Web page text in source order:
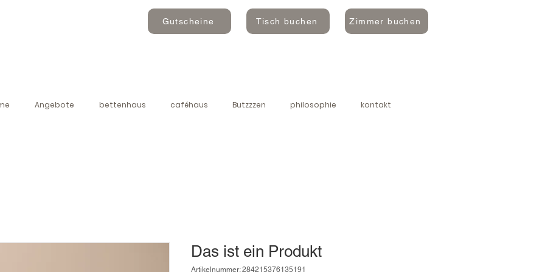
Gutscheine Tisch buchen Zimmer buchen
Angebote bettenhaus caféhaus Butzzzen philosophie kontakt
Das ist ein Produkt
Artikelnummer: 284215376135191